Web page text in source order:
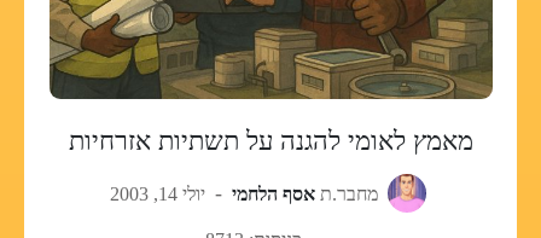
מאמץ לאומי להגנה על תשתיות אזרחיות
מחבר.ת אסף הלחמי יולי 14, 2003